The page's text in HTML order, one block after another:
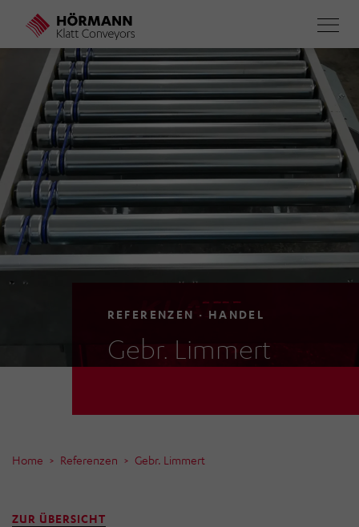
Direkt
REFERENZEN · HANDEL
Gebr. Limmert
Home Referenzen Gebr. Limmert
ZUR ÜBERSICHT